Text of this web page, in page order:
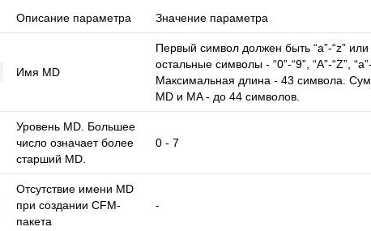
Описание параметра Значение параметра
Имя MD
Первый символ должен быть “a”-“z” или
остальные символы - “0”-“9”, “A”-“Z”, “a”-
Максимальная длина - 43 символа.
MD и MA - до 44 символов.
Уровень MD. Большее
число означает более
старший MD.
0 - 7
Отсутствие имени MD
при создании CFM-
пакета
-